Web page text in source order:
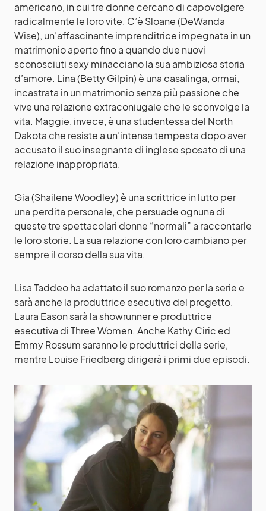
americano, in cui tre donne cercano di capovolgere
radicalmente le loro vite. C’è Sloane (DeWanda
Wise), un’affascinante imprenditrice impegnata in un
matrimonio aperto fino a quando due nuovi
sconosciuti sexy minacciano la sua ambiziosa storia
d’amore. Lina (Betty Gilpin) è una casalinga, ormai,
incastrata in un matrimonio senza più passione che
vive una relazione extraconiugale che le sconvolge la
vita. Maggie, invece, è una studentessa del North
Dakota che resiste a un’intensa tempesta dopo aver
accusato il suo insegnante di inglese sposato di una
relazione inappropriata.
Gia (Shailene Woodley) è una scrittrice in lutto per
una perdita personale, che persuade ognuna di
queste tre spettacolari donne “normali” a raccontarle
le loro storie. La sua relazione con loro cambiano per
sempre il corso della sua vita.
Lisa Taddeo ha adattato il suo romanzo per la serie e
sarà anche la produttrice esecutiva del progetto.
Laura Eason sarà la showrunner e produttrice
esecutiva di Three Women. Anche Kathy Ciric ed
Emmy Rossum saranno le produttrici della serie,
mentre Louise Friedberg dirigerà i primi due episodi.